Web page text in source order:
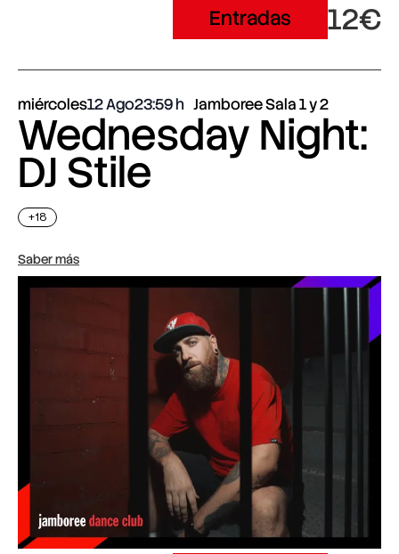
Entradas 12€
miércoles12 Ago23:59 Jamboree Sala 1 y 2
Wednesday Night:
DJ Stile
+18
Saber más